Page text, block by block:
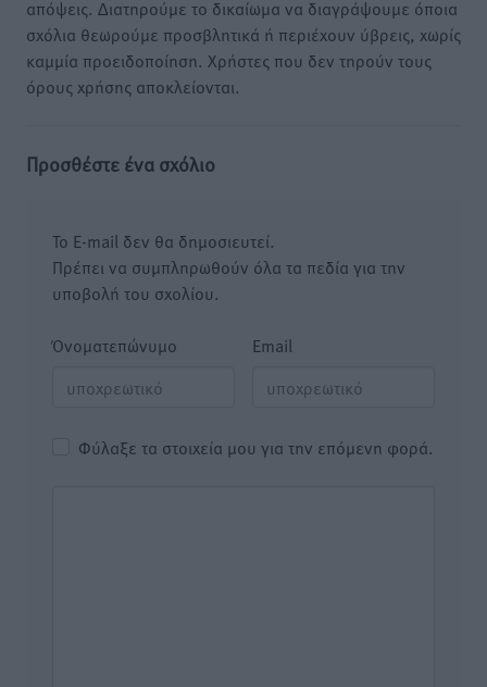
απόψεις. Διατηρούμε το δικαίωμα να διαγράψουμε όποια
σχόλια θεωρούμε προσβλητικά ή περιέχουν ύβρεις, χωρίς
καμμία προειδοποίηση. Χρήστες που δεν τηρούν τους
όρους χρήσης αποκλείονται.
Προσθέστε ένα σχόλιο
Το E-mail δεν θα δημοσιευτεί.
Πρέπει να συμπληρωθούν όλα τα πεδία για την
υποβολή του σχολίου.
Όνοματεπώνυμο Email
Φύλαξε τα στοιχεία μου για την επόμενη φορά.